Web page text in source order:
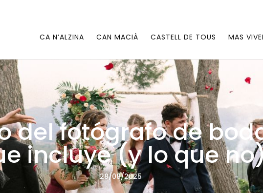
CA N’ALZINA CAN MACIÀ CASTELL DE TOUS MAS
del fotógrafo de
incluye (y lo que
28/08/2025